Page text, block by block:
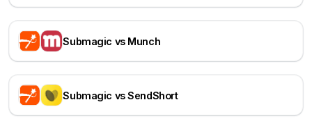
Submagic vs Munch
Submagic vs SendShort